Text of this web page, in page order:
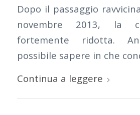
Dopo il passaggio
novembre 2013, la
fortemente ridotta.
possibile sapere in che
Continua a leggere